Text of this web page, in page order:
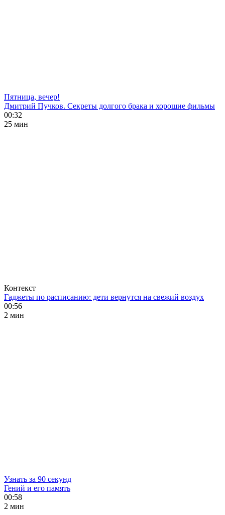
Пятница, вечер!
Дмитрий Пучков. Секреты долгого брака и хорошие фильмы
00:32
25 мин
Контекст
Гаджеты по расписанию: дети вернутся на свежий воздух
00:56
2 мин
Узнать за 90 секунд
Гений и его память
00:58
2 мин